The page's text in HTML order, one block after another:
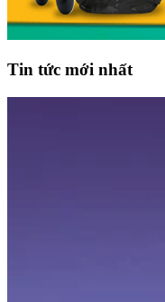
Tin tức mới nhất